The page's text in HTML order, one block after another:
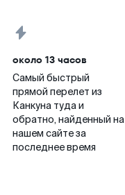
около 13 часов
Самый быстрый
прямой перелет из
Канкуна туда и
обратно, найденный на
нашем сайте за
последнее время